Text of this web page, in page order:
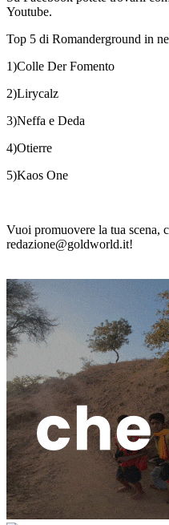
Youtube.
Top 5 di Romanderground in
1)Colle Der Fomento
2)Lirycalz
3)Neffa e Deda
4)Otierre
5)Kaos One
Vuoi promuovere la tua scena,
redazione@goldworld.it!